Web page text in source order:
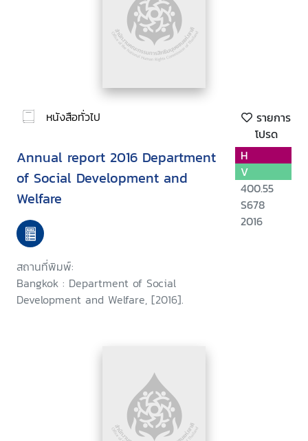
หนังสือทั่วไป
รายการ
โปรด
Annual report 2016 Department
of Social Development and
Welfare
สถานที่พิมพ์:
Bangkok : Department of Social
Development and Welfare, [2016].
H
V
400.55
S678
2016